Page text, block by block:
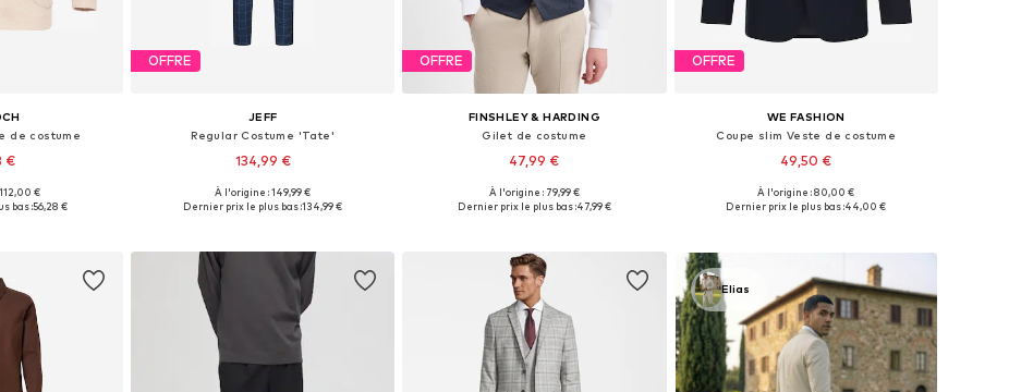
de costume
€
50, 52-54, 56-58
€
bas :56,28 €
OFFRE
JEFF
Regular Costume 'Tate'
134,99 €
Tailles disponibles: 46, 48, 50, 54, 56
À l'origine : 149,99 €
Dernier prix le plus bas :134,99 €
OFFRE
FINSHLEY & HARDING
Gilet de costume
47,99 €
Tailles disponibles: 44, 46, 50, 52, 54, 56
À l'origine : 79,99 €
Dernier prix le plus bas :47,99 €
OFFRE
WE FASHION
Coupe slim Veste de costume
49,50 €
Tailles disponibles: 44, 46, 48, 50, 52, 54
À l'origine : 80,00 €
Dernier prix le plus bas :44,00 €
Elias